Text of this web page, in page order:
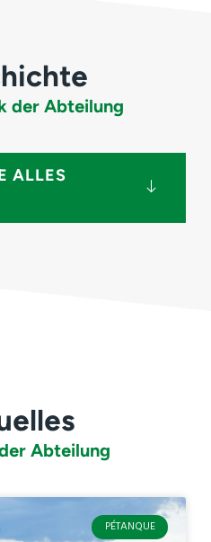
der Abteilung
ALLES
Abteilung
PÉTANQUE